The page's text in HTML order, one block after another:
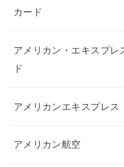
カード
アメリカン・エキスプレ
ド
アメリカンエキスプレ
アメリカン航空